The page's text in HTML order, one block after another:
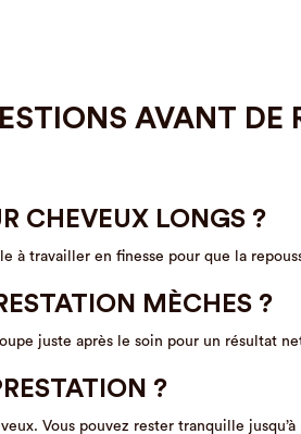
AVANT DE
CHEVEUX LONGS ?
à travailler en finesse pour que la
MÈCHES ?
juste après le soin pour un résultat
?
Vous pouvez rester tranquille jusqu’à